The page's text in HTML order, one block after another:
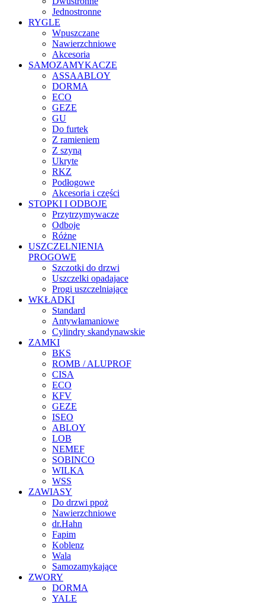
Jednostronne
RYGLE
Wpuszczane
Nawierzchniowe
Akcesoria
SAMOZAMYKACZE
ASSAABLOY
DORMA
ECO
GEZE
GU
Do furtek
Z ramieniem
Z szyną
Ukryte
RKZ
Podłogowe
Akcesoria i części
STOPKI I ODBOJE
Przytrzymywacze
Odboje
Różne
USZCZELNIENIA
PROGOWE
Szczotki do drzwi
Uszczelki opadajace
Progi uszczelniające
WKŁADKI
Standard
Antywłamaniowe
Cylindry skandynawskie
ZAMKI
BKS
ROMB / ALUPROF
CISA
ECO
KFV
GEZE
ISEO
ABLOY
LOB
NEMEF
SOBINCO
WILKA
WSS
ZAWIASY
Do drzwi ppoż
Nawierzchniowe
dr.Hahn
Fapim
Koblenz
Wala
Samozamykające
ZWORY
DORMA
YALE